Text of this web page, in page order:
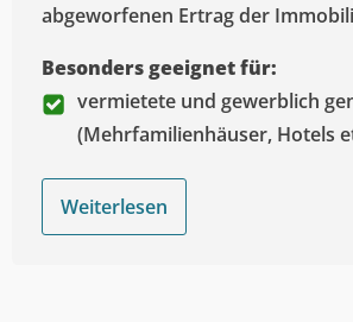
abgeworfenen Ertrag der
Besonders geeignet für:
vermietete und gewerblich
(Mehrfamilienhäuser, Hotels
Weiterlesen